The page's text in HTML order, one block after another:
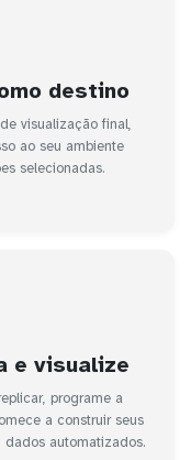
destino
visualização final,
ao seu ambiente
selecionadas.
e visualize
programe a
a construir seus
automatizados.